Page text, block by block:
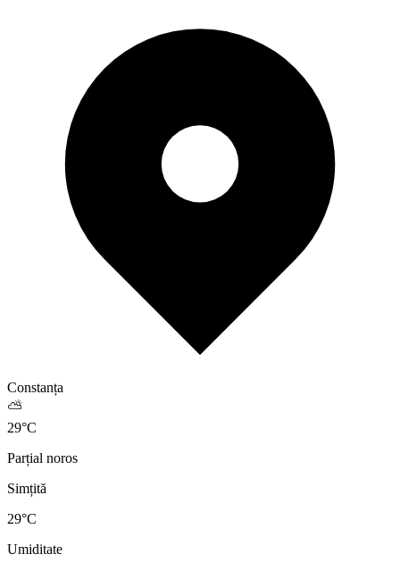
Constanța
⛅
29°C
Parțial noros
Simțită
29°C
Umiditate